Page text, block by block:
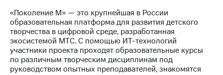
«Поколение М» — это крупнейшая в России
образовательная платформа для развития детского
творчества в цифровой среде, разработанная
экосистемой МТС. С помощью ИТ-технологий
участники проекта проходят образовательные курсы
по различным творческим дисциплинам под
руководством опытных преподавателей, знакомятся